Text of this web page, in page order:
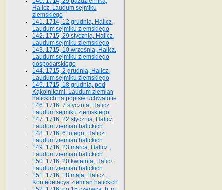
Halicz. Laudum sejmiku
ziemskiego
141. 1714, 12 grudnia, Halicz.
Laudum sejmiku ziemskiego
142. 1715, 29 stycznia, Halicz.
Laudum sejmiku ziemskiego
143. 1715, 10 września, Halicz.
Laudum sejmiku ziemskiego
gospodarskiego
144. 1715, 2 grudnia, Halicz.
Laudum sejmiku ziemskiego
145. 1715, 18 grudnia, pod
Kąkolnikami. Laudum ziemian
halickich na popisie uchwalone
146. 1716, 7 stycznia, Halicz.
Laudum sejmiku ziemskiego
147. 1716, 22 stycznia, Halicz.
Laudum ziemian halickich
148. 1716, 6 lutego, Halicz.
Laudum ziemian halickich
149. 1716, 23 marca, Halicz.
Laudum ziemian halickich
150. 1716, 20 kwietnia, Halicz.
Laudum ziemian halickich
151. 1716, 18 maja, Halicz.
Konfederacya ziemian halickich